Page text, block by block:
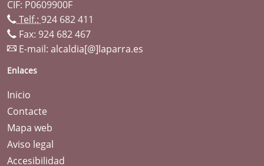
CIF: P0609900F
Telf.: 924 682 411
Fax: 924 682 467
E-mail: alcaldia[@]laparra.es
Enlaces
Inicio
Contacte
Mapa web
Aviso legal
Accesibilidad